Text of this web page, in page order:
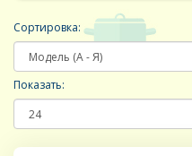
Сортировка:
Показать: